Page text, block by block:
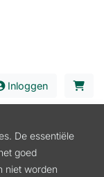
Inloggen
De essentiële
goed
niet worden